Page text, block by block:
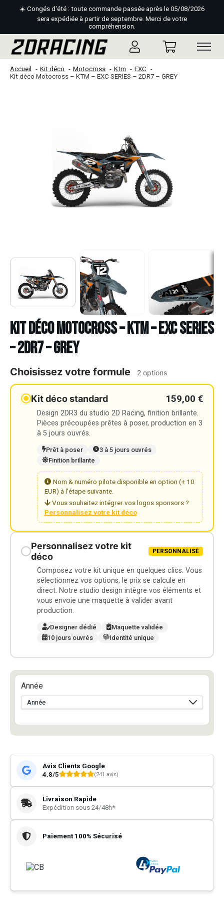
☀️ Congés d'été : toute commande passée après le 05/08/2026
sera expédiée à partir de septembre. Merci de votre
compréhension.
Accueil Kit déco Motocross Ktm
EXC
Kit déco Motocross – KTM – EXC SERIES – 2DR7 – GREY
Kit déco Motocross – KTM – EXC SERIES
– 2DR7 – GREY
Choisissez votre formule 2 options
Kit déco standard 159,00 €
Design 2DR3 du studio 2D Racing, finition brillante.
Pièces précoupées prêtes à poser, production en 3
à 5 jours ouvrés.
Prêt à poser
3 à 5 jours ouvrés
Finition brillante
Nom & numéro pilote disponible en option (+ 10
EUR) à l'étape suivante.
Vous souhaitez intégrer vos logos sponsors ?
Personnalisez votre kit déco
Personnalisez votre kit
déco
PERSONNALISÉ
Composez votre kit unique en quelques clics. Vous
sélectionnez vos options, le prix se calcule en
direct. Notre studio design intègre vos éléments et
vous envoie une maquette à valider avant
production.
Designer dédié
Maquette validée
10 jours ouvrés
Identité unique
Année
Avis Clients Google
4.8/5
(241 avis)
Livraison Rapide
Expédition sous 24/48h*
Paiement 100% Sécurisé